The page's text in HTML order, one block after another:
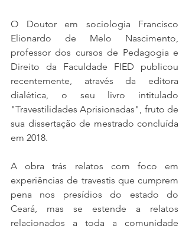
O Doutor em sociologia Francisco
Elionardo de Melo Nascimento,
professor dos cursos de Pedagogia e
Direito da Faculdade FIED publicou
recentemente, através da editora
dialética, o seu livro intitulado
"Travestilidades Aprisionadas", fruto de
sua dissertação de mestrado concluída
em 2018.
A obra trás relatos com foco em
experiências de travestis que cumprem
pena nos presídios do estado do
Ceará, mas se estende a relatos
relacionados a toda a comunidade